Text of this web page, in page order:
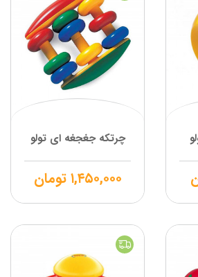
چرتکه جغجغه ای تولو
۱,۴۵۰,۰۰۰ تومان